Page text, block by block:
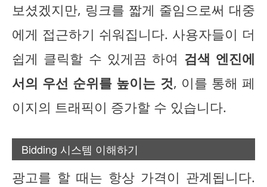
보셨겠지만, 링크를 짧게 줄임으로써 대중
에게 접근하기 쉬워집니다. 사용자들이 더
쉽게 클릭할 수 있게끔 하여 검색 엔진에
서의 우선 순위를 높이는 것, 이를 통해 페
이지의 트래픽이 증가할 수 있습니다.
Bidding 시스템 이해하기
광고를 할 때는 항상 가격이 관계됩니다.